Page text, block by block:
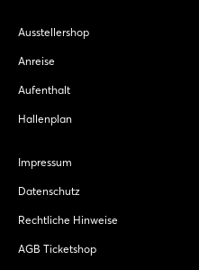
Ausstellershop
Anreise
Aufenthalt
Hallenplan
Impressum
Datenschutz
Rechtliche Hinweise
AGB Ticketshop